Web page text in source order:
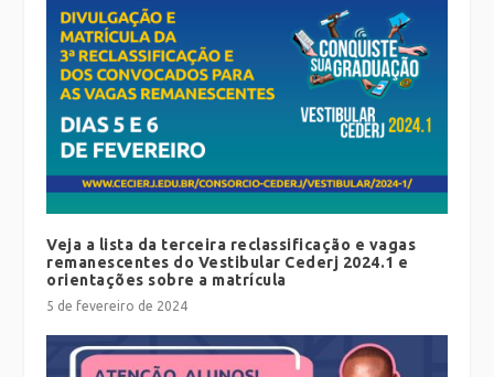
Veja a lista da terceira reclassificação e vagas
remanescentes do Vestibular Cederj 2024.1 e
orientações sobre a matrícula
5 de fevereiro de 2024